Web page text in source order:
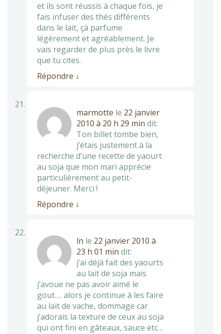
et ils sont réussis à chaque fois, je
fais infuser des thés différents
dans le lait, çà parfume
légèrement et agréablement. Je
vais regarder de plus près le livre
que tu cites.
Répondre ↓
marmotte le 22 janvier
2010 à 20 h 29 min dit:
Ton billet tombe bien,
j’étais justement à la
recherche d’une recette de yaourt
au soja que mon mari apprécie
particulièrement au petit-
déjeuner. Merci !
Répondre ↓
ln le 22 janvier 2010 à
23 h 01 min dit:
j’ai déjà fait des yaourts
au lait de soja mais
j’avoue ne pas avoir aimé le
gout…. alors je continue à les faire
au lait de vache, dommage car
j’adorais la texture de ceux au soja
qui ont fini en gâteaux, sauce etc…